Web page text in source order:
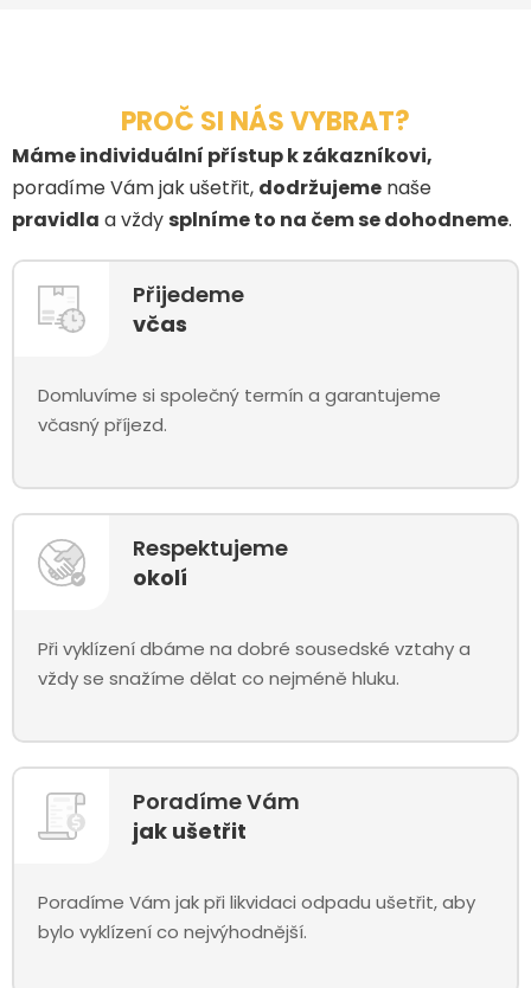
PROČ SI NÁS VYBRAT?
Máme individuální přístup k zákazníkovi,
poradíme Vám jak ušetřit, dodržujeme naše
pravidla a vždy splníme to na čem se dohodneme.
Přijedeme
včas
Domluvíme si společný termín a garantujeme
včasný příjezd.
Respektujeme
okolí
Při vyklízení dbáme na dobré sousedské vztahy a
vždy se snažíme dělat co nejméně hluku.
Poradíme Vám
jak ušetřit
Poradíme Vám jak při likvidaci odpadu ušetřit, aby
bylo vyklízení co nejvýhodnější.